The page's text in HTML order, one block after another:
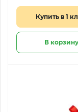
Купить в 1
В корзину